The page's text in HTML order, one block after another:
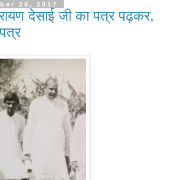
28, 2017
देसाई जी का पत्र पढ़कर,